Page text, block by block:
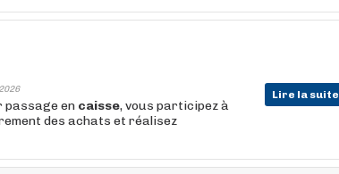
Lire la suite
passage en caisse, vous participez à
des achats et réalisez